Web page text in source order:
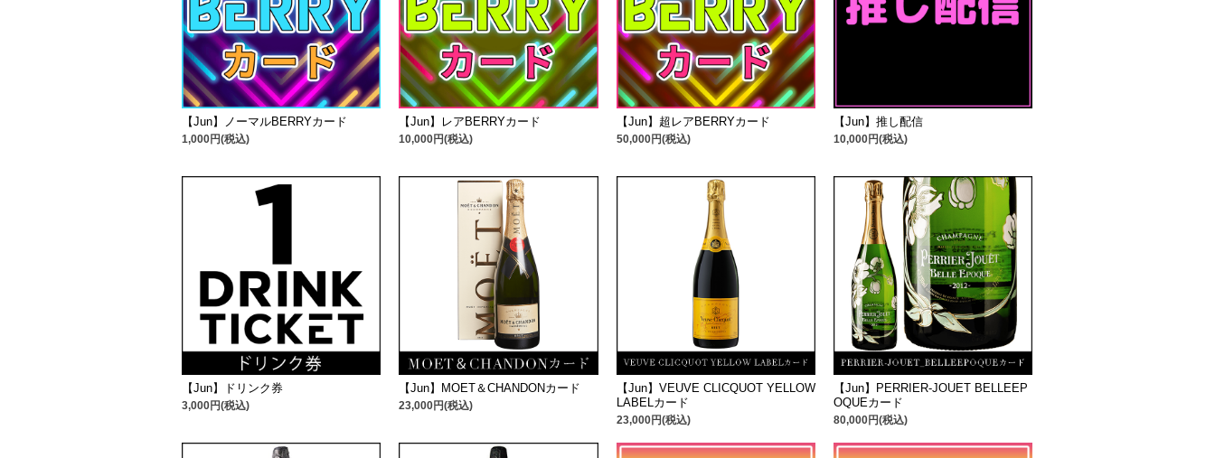
【Jun】ノーマルBERRYカード
1,000円(税込)
【Jun】レアBERRYカード
10,000円(税込)
【Jun】超レアBERRYカード
50,000円(税込)
【Jun】推し配信
10,000円(税込)
【Jun】ドリンク券
3,000円(税込)
【Jun】MOET＆CHANDONカード
23,000円(税込)
【Jun】VEUVE CLICQUOT YELLOW
LABELカード
23,000円(税込)
【Jun】PERRIER-JOUET BELLEEP
OQUEカード
80,000円(税込)